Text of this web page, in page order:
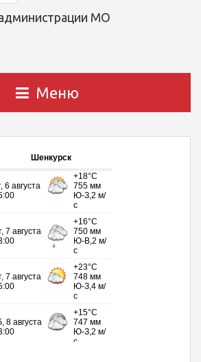
МО
Меню
Шенкурск